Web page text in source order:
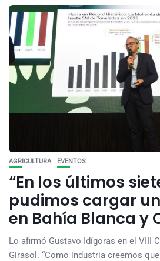
AGRICULTURA EVENTOS
“En los últimos
pudimos cargar
en Bahía Blanca y
Lo afirmó Gustavo Idígoras en el VIII
Girasol. “Como industria creemos